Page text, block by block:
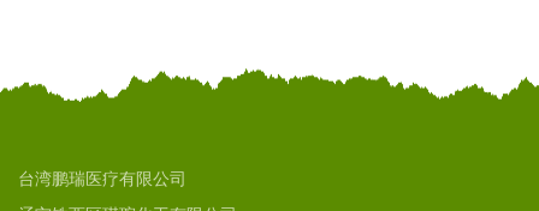
台湾鹏瑞医疗有限公司